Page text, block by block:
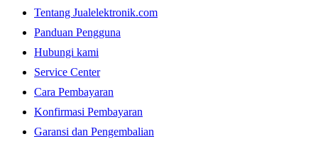
Tentang Jualelektronik.com
Panduan Pengguna
Hubungi kami
Service Center
Cara Pembayaran
Konfirmasi Pembayaran
Garansi dan Pengembalian